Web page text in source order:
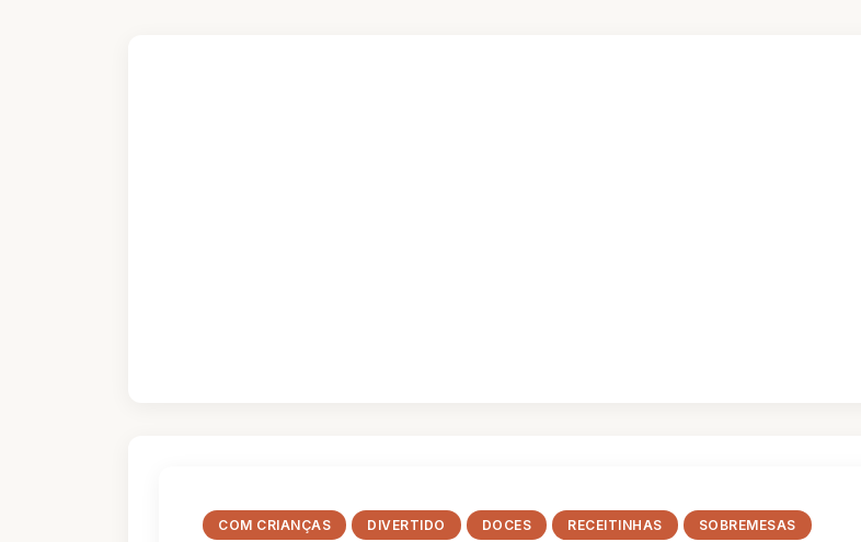
COM CRIANÇAS DIVERTIDO DOCES RECEITINHAS SOBREMESAS